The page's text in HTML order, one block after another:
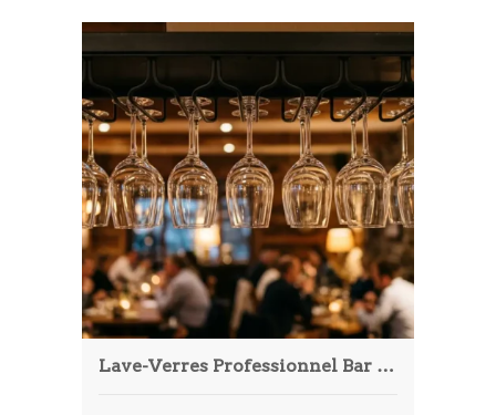
Lave-Verres Professionnel Bar & Restaurant : Guide Ultime